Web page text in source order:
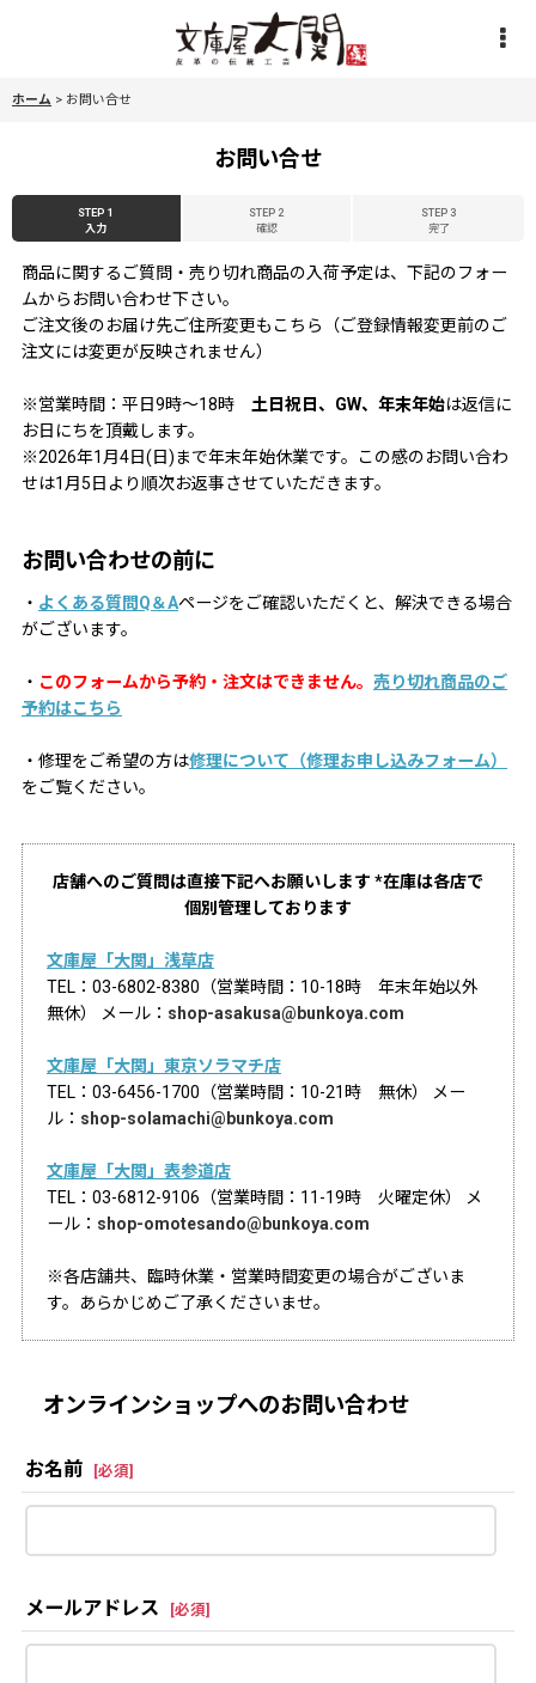
ホーム > お問い合せ
お問い合せ
STEP 1
入力
STEP 2
確認
STEP 3
完了
商品に関するご質問・売り切れ商品の入荷予定は、下記のフォー
ムからお問い合わせ下さい。
ご注文後のお届け先ご住所変更もこちら（ご登録情報変更前のご
注文には変更が反映されません）
※営業時間：平日9時〜18時 土日祝日、GW、年末年始は返信に
お日にちを頂戴します。
※2026年1月4日(日)まで年末年始休業です。この感のお問い合わ
せは1月5日より順次お返事させていただきます。
お問い合わせの前に
・ よくある質問Q＆Aページをご確認いただくと、解決できる場合
がございます。
・ このフォームから予約・注文はできません。 売り切れ商品のご
予約はこちら
・修理をご希望の方は修理について（修理お申し込みフォーム）
をご覧ください。
店舗へのご質問は直接下記へお願いします *在庫は各店で
個別管理しております
文庫屋「大関」浅草店
TEL：03-6802-8380（営業時間：10-18時 年末年始以外
無休） メール： shop-asakusa@bunkoya.com
文庫屋「大関」東京ソラマチ店
TEL：03-6456-1700（営業時間：10-21時 無休） メー
ル： shop-solamachi@bunkoya.com
文庫屋「大関」表参道店
TEL：03-6812-9106（営業時間：11-19時 火曜定休） メ
ール： shop-omotesando@bunkoya.com
※各店舗共、臨時休業・営業時間変更の場合がございま
す。あらかじめご了承くださいませ。
オンラインショップへのお問い合わせ
お名前 [必須]
メールアドレス [必須]